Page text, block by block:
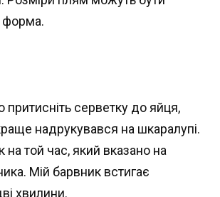
форма.
притисніть серветку до яйця,
надрукувався на шкаралупі.
той час, який вказано на
Мій барвник встигає
хвилини.